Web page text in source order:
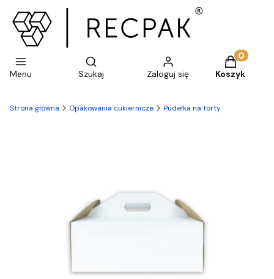
Menu
Otwórz wyszukiwarkę
Szukaj Zaloguj się
Produkty
Koszyk
Strona główna Opakowania cukiernicze Pudełka na torty